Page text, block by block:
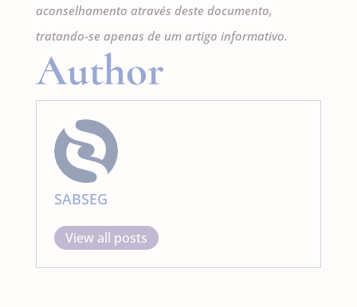
aconselhamento através deste documento,
tratando-se apenas de um artigo informativo.
Author
SABSEG
View all posts